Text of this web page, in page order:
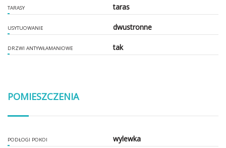
TARASY taras
USYTUOWANIE dwustronne
DRZWI ANTYWŁAMANIOWE tak
POMIESZCZENIA
PODŁOGI POKOI wylewka